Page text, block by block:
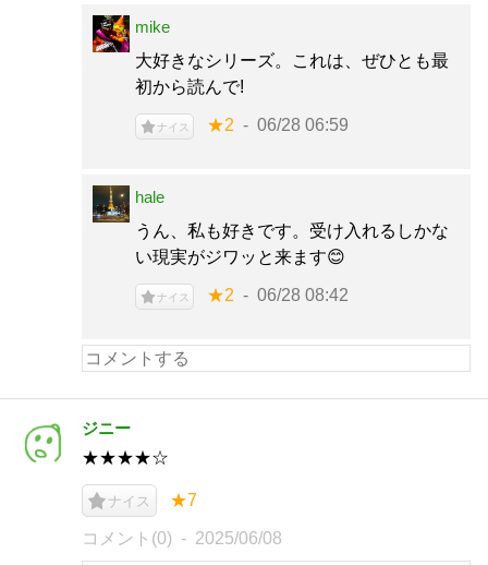
mike
大好きなシリーズ。これは、ぜひとも最
初から読んで!
ナイス ★2 06/28 06:59
hale
うん、私も好きです。受け入れるしかな
い現実がジワッと来ます😊
ナイス ★2 06/28 08:42
ジニー
★★★★☆
ナイス ★7
コメント(0) 2025/06/08